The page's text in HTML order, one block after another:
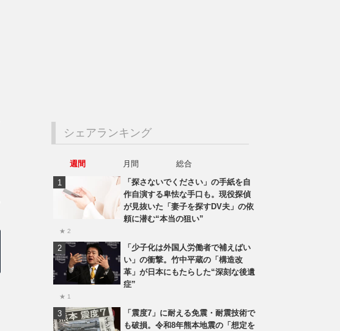
シェアランキング
週間 月間
総合
「探さないでください」の手紙を自
作自演する卑怯な手口も。現役探偵
が見抜いた「妻子を探すDV夫」の依
頼に潜む“本当の狙い”
★ 2
「少子化は外国人労働者で補えばい
い」の衝撃。竹中平蔵の「構造改
革」が日本にもたらした“深刻な後遺
症”
★ 1
「震度7」に耐える免震・耐震技術で
も破損。令和8年熊本地震の「想定を